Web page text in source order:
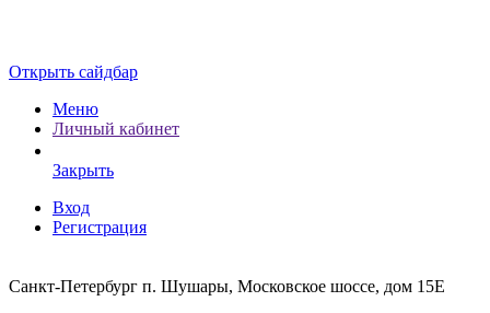
Открыть сайдбар
Меню
Личный кабинет
Закрыть
Вход
Регистрация
Санкт-Петербург п. Шушары, Московское шоссе, дом 15Е